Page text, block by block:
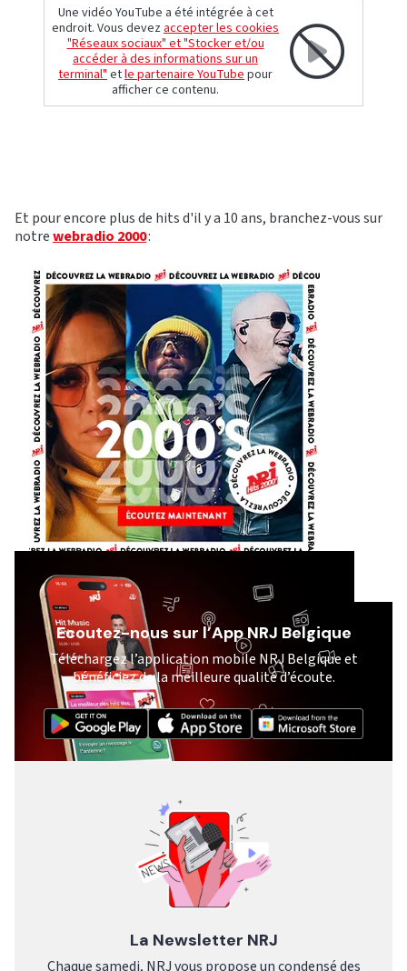
Une vidéo YouTube a été intégrée à cet
endroit. Vous devezaccepter les cookies
"Réseaux sociaux" et "Stocker et/ou
accéder à des informations sur un
terminal"etle partenaire YouTubepour
afficher ce contenu.
Et pour encore plus de hits d'il y a 10 ans, branchez-vous sur
notrewebradio 2000:
Ecoutez-nous sur l’App NRJ Belgique
Téléchargez l’application mobile NRJ Belgique et
bénéficiez de la meilleure qualité d’écoute.
La Newsletter NRJ
Chaque samedi, NRJ vous propose un condensé des